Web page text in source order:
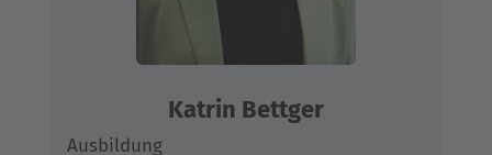
Katrin Bettger
Ausbildung